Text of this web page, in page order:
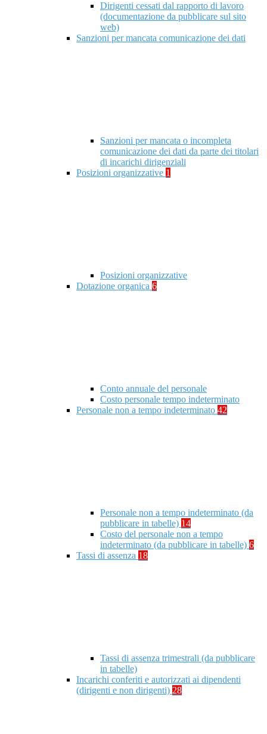
Dirigenti cessati dal rapporto di lavoro
(documentazione da pubblicare sul sito
web)
Sanzioni per mancata comunicazione dei dati
Sanzioni per mancata o incompleta
comunicazione dei dati da parte dei titolari
di incarichi dirigenziali
Posizioni organizzative 1
Posizioni organizzative
Dotazione organica 6
Conto annuale del personale
Costo personale tempo indeterminato
Personale non a tempo indeterminato 42
Personale non a tempo indeterminato (da
pubblicare in tabelle) 14
Costo del personale non a tempo
indeterminato (da pubblicare in tabelle) 6
Tassi di assenza 18
Tassi di assenza trimestrali (da pubblicare
in tabelle)
Incarichi conferiti e autorizzati ai dipendenti
(dirigenti e non dirigenti) 28